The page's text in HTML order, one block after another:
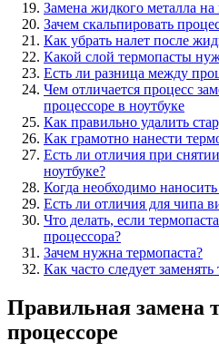
Замена жидкого металла на
Зачем скальпировать
Как убрать налет после
Какой слой термопасты
Есть ли разница между
Чем отличается процесс
процессоре в ноутбуке
Как правильно удалить
Как грамотно нанести
Есть ли отличия при
ноутбуке?
Когда необходимо
Есть ли отличия для чипа
Что делать, если
процессора?
Зачем нужна термопаста?
Как часто следует заменять
Правильная замена
процессоре